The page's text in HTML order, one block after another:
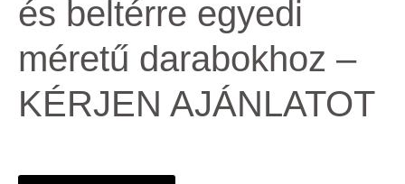
és beltérre egyedi
méretű darabokhoz –
KÉRJEN AJÁNLATOT